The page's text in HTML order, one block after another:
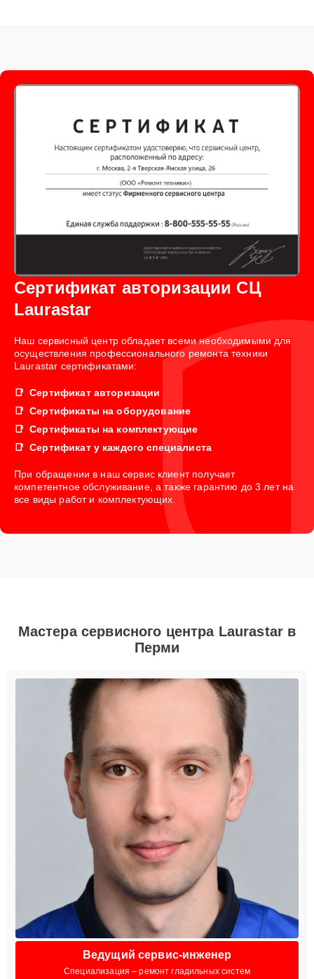
Сертификат авторизации СЦ
Laurastar
Наш сервисный центр обладает всеми необходимыми для
осуществления профессионального ремонта техники
Laurastar сертификатами:
Сертификат авторизации
Сертификаты на оборудование
Сертификаты на комплектующие
Сертификат у каждого специалиста
При обращении в наш сервис клиент получает
компетентное обслуживание, а также гарантию до 3 лет на
все виды работ и комплектующих.
Мастера сервисного центра Laurastar в
Перми
Ведущий сервис-инженер
Специализация – ремонт гладильных систем